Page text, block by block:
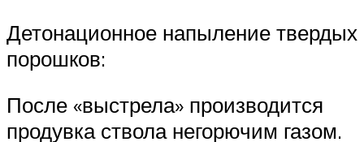
Детонационное напыление твердых
порошков:
После «выстрела» производится
продувка ствола негорючим газом.